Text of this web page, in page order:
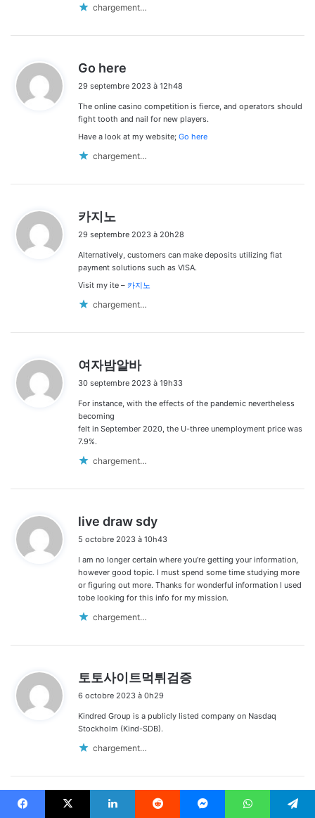
chargement…
Go here
t
:
29 septembre 2023 à 12h48
The online casino competition is fierce, and operators should
fight tooth and nail for new players.
Have a look at my website; Go here
chargement…
카지노
t
:
29 septembre 2023 à 20h28
Alternatively, customers can make deposits utilizing fiat
payment solutions such as VISA.
Visit my ite – 카지노
chargement…
여자밤알바
t
30 septembre 2023 à 19h33
For instance, with the effects of the pandemic nevertheless
becoming
felt in September 2020, the U-three unemployment price was
7.9%.
chargement…
live draw sdy
t
:
5 octobre 2023 à 10h43
I am no longer certain where you’re getting your information,
however good topic. I must spend some time studying more
or figuring out more. Thanks for wonderful information I used
tobe looking for this info for my mission.
chargement…
토토사이트먹튀검증
6 octobre 2023 à 0h29
Kindred Group is a publicly listed company on Nasdaq
Stockholm (Kind-SDB).
chargement…
dewatogel